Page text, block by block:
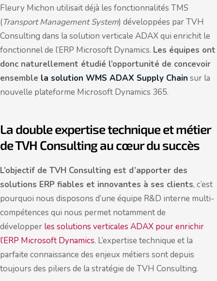
Fleury Michon utilisait déjà les fonctionnalités TMS
(Transport Management System) développées par TVH
Consulting dans la solution verticale ADAX qui enrichit le
fonctionnel de l’ERP Microsoft Dynamics. Les équipes ont
donc naturellement étudié l’opportunité de concevoir
ensemble la solution WMS ADAX Supply Chain sur la
nouvelle plateforme Microsoft Dynamics 365.
La double expertise technique et métier
de TVH Consulting au cœur du succès
L’objectif de TVH Consulting est d’apporter des
solutions ERP fiables et innovantes à ses clients, c’est
pourquoi nous disposons d’une équipe R&D interne multi-
compétences qui nous permet notamment de
développer les solutions verticales ADAX pour enrichir
l’ERP Microsoft Dynamics. L’expertise technique et la
parfaite connaissance des enjeux métiers sont depuis
toujours des piliers de la stratégie de TVH Consulting.